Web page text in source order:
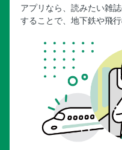
アプリなら、読みたい雑
することで、地下鉄や飛